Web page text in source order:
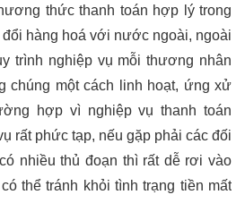
thức thanh toán hợp lý trong
đổi hàng hoá với nước ngoài, ngoài
trình nghiệp vụ mỗi thương nhân
chúng một cách linh hoạt, ứng xử
hợp vì nghiệp vụ thanh toán
rất phức tạp, nếu gặp phải các đối
nhiều thủ đoạn thì rất dễ rơi vào
thể tránh khỏi tình trạng tiền mất